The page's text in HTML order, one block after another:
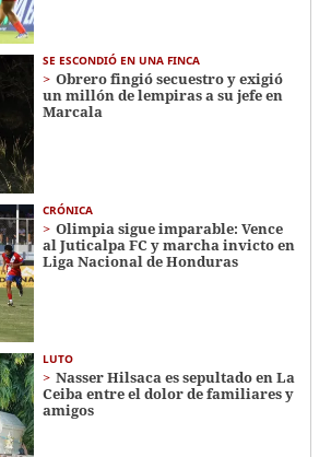
SE ESCONDIÓ EN UNA FINCA
Obrero fingió secuestro y exigió
un millón de lempiras a su jefe en
Marcala
CRÓNICA
Olimpia sigue imparable: Vence
al Juticalpa FC y marcha invicto en
Liga Nacional de Honduras
LUTO
Nasser Hilsaca es sepultado en La
Ceiba entre el dolor de familiares y
amigos